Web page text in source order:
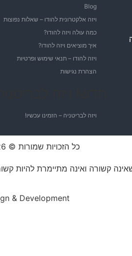
Blog
ויזה אלקטרונית להודו – שאלות נפוצות
כמה עולה ויזה להודו?
איך מוציאים ויזה להודו?
ויזה להודו – תנאי שימוש ופרטיות
הצהרת נגישות
ויזה לבריטניה – הזמינו עכשיו!
כל הזכויות שמורות © 2026 VisaPro
קשורה ואינה מתיימרת להיות
& Development